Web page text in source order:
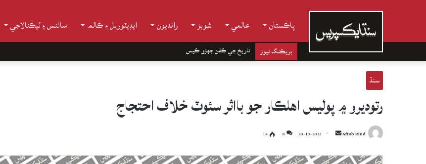
پاڪستان عالمي شوبز رانديون ايڊيٽوريل ۽ ڪالم سائنس ۽ ٽيڪنالاجي
بريڪنگ نيوز تاريخ جي ڪفن جھڙو ڪيس
سنڌ
رتوديرو ۾ پوليس اهلڪار جو بااثر سئوٽ خلاف احتجاج
Aftab Rind
Send
email
20-10-2021
0
14